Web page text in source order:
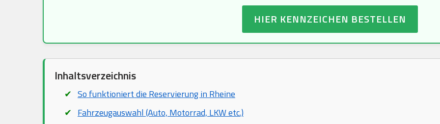
HIER KENNZEICHEN BESTELLEN
Inhaltsverzeichnis
So funktioniert die Reservierung in Rheine
Fahrzeugauswahl (Auto, Motorrad, LKW etc.)